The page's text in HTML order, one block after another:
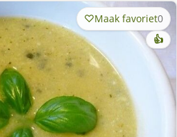
Maak favoriet0
👍